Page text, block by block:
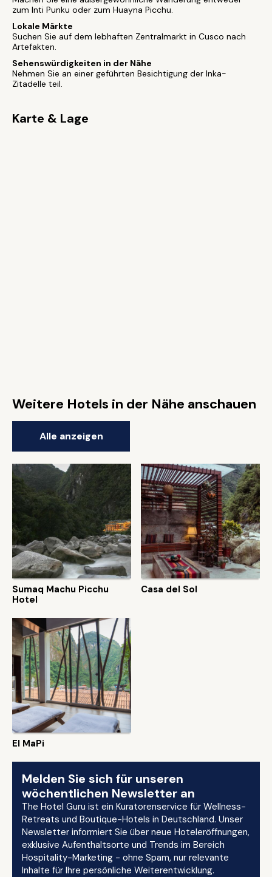
zum Inti Punku oder zum Huayna Picchu.
Lokale Märkte
Suchen Sie auf dem lebhaften Zentralmarkt in Cusco nach
Artefakten.
Sehenswürdigkeiten in der Nähe
Nehmen Sie an einer geführten Besichtigung der Inka-
Zitadelle teil.
Karte & Lage
Weitere Hotels in der Nähe anschauen
Alle anzeigen
Sumaq Machu Picchu
Hotel
Casa del Sol
El MaPi
Melden Sie sich für unseren
wöchentlichen Newsletter an
The Hotel Guru ist ein Kuratorenservice für Wellness-
Retreats und Boutique-Hotels in Deutschland. Unser
Newsletter informiert Sie über neue Hoteleröffnungen,
exklusive Aufenthaltsorte und Trends im Bereich
Hospitality-Marketing - ohne Spam, nur relevante
Inhalte für Ihre persönliche Weiterentwicklung.